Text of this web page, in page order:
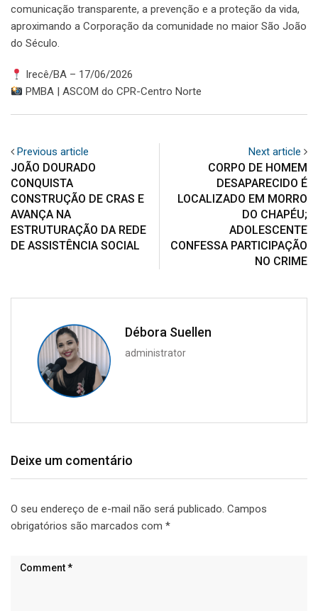
comunicação transparente, a prevenção e a proteção da vida,
aproximando a Corporação da comunidade no maior São João
do Século.
Irecê/BA – 17/06/2026
PMBA | ASCOM do CPR-Centro Norte
Previous article
JOÃO DOURADO
CONQUISTA
CONSTRUÇÃO DE CRAS E
AVANÇA NA
ESTRUTURAÇÃO DA REDE
DE ASSISTÊNCIA SOCIAL
Next article
CORPO DE HOMEM
DESAPARECIDO É
LOCALIZADO EM MORRO
DO CHAPÉU;
ADOLESCENTE
CONFESSA PARTICIPAÇÃO
NO CRIME
Débora Suellen
administrator
Deixe um comentário
O seu endereço de e-mail não será publicado. Campos
obrigatórios são marcados com *